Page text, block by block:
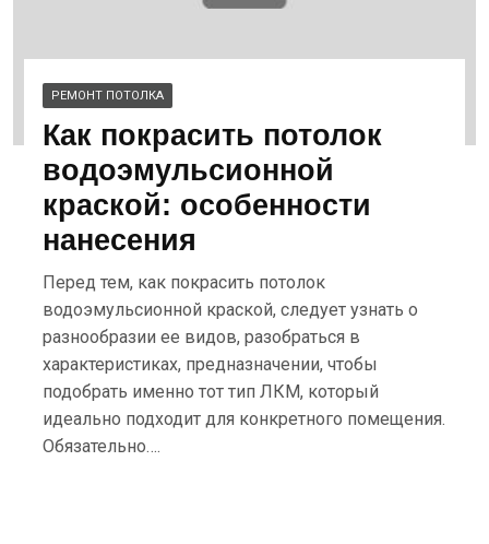
РЕМОНТ ПОТОЛКА
Как покрасить потолок
водоэмульсионной
краской: особенности
нанесения
Перед тем, как покрасить потолок
водоэмульсионной краской, следует узнать о
разнообразии ее видов, разобраться в
характеристиках, предназначении, чтобы
подобрать именно тот тип ЛКМ, который
идеально подходит для конкретного помещения.
Обязательно….